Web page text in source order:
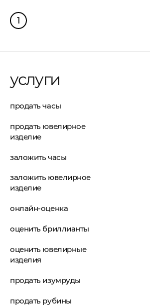
1
услуги
продать часы
продать ювелирное
изделие
заложить часы
заложить ювелирное
изделие
онлайн-оценка
оценить бриллианты
оценить ювелирные
изделия
продать изумруды
продать рубины